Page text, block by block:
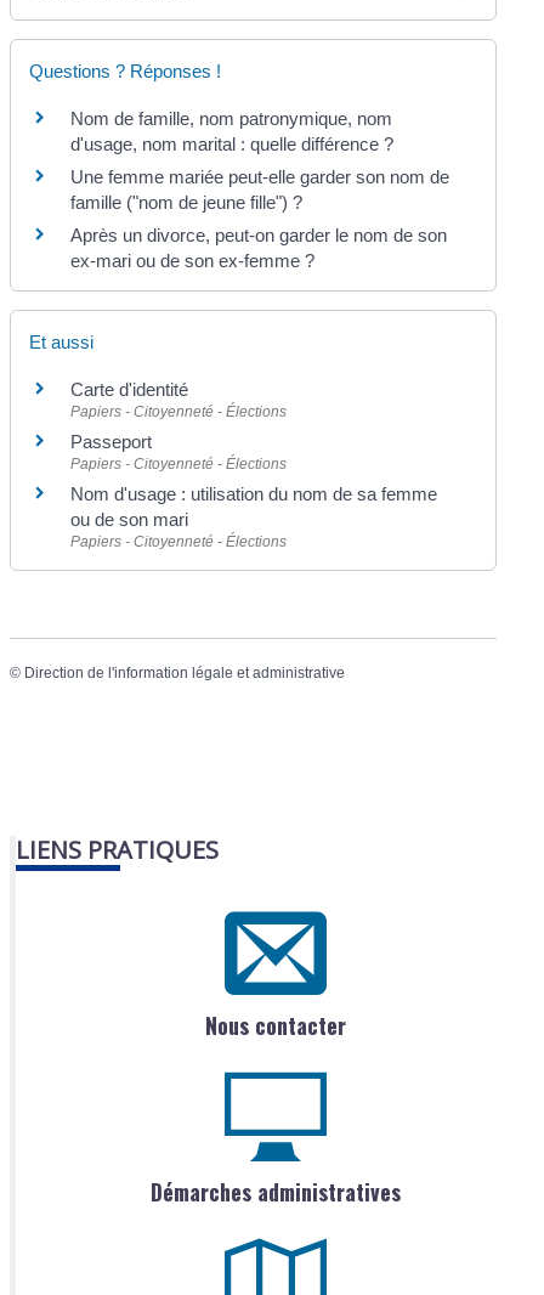
Questions ? Réponses !
Nom de famille, nom patronymique, nom
d'usage, nom marital : quelle différence ?
Une femme mariée peut-elle garder son nom de
famille ("nom de jeune fille") ?
Après un divorce, peut-on garder le nom de son
ex-mari ou de son ex-femme ?
Et aussi
Carte d'identité
Papiers - Citoyenneté - Élections
Passeport
Papiers - Citoyenneté - Élections
Nom d'usage : utilisation du nom de sa femme
ou de son mari
Papiers - Citoyenneté - Élections
© Direction de l'information légale et administrative
LIENS PRATIQUES
Nous contacter
Démarches administratives